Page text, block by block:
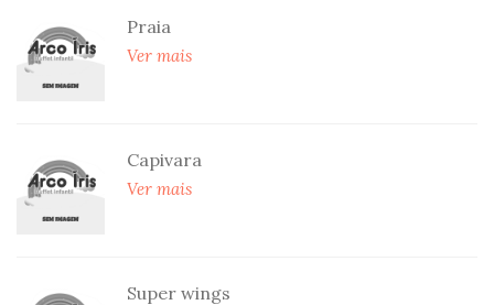
Praia
Ver mais
Capivara
Ver mais
Super wings